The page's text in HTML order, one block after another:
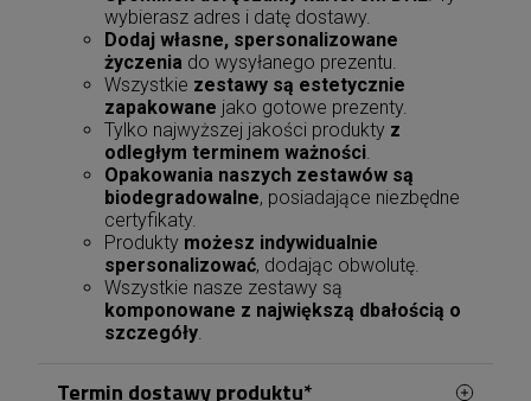
wybierasz adres i datę dostawy.
Dodaj własne, spersonalizowane
życzenia do wysyłanego prezentu.
Wszystkie zestawy są estetycznie
zapakowane jako gotowe prezenty.
Tylko najwyższej jakości produkty z
odległym terminem ważności.
Opakowania naszych zestawów są
biodegradowalne, posiadające niezbędne
certyfikaty.
Produkty możesz indywidualnie
spersonalizować, dodając obwolutę.
Wszystkie nasze zestawy są
komponowane z największą dbałością o
szczegóły.
Termin dostawy produktu*